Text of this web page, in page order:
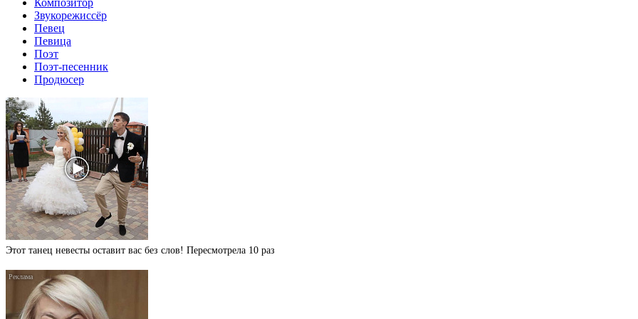
Композитор
Звукорежиссёр
Певец
Певица
Поэт
Поэт-песенник
Продюсер
Этот танец невесты оставит вас без слов! Пересмотрела 10 раз